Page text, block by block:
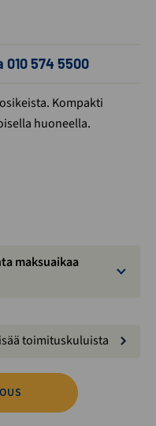
010 574 5500
Kompakti
huoneella.
maksuaikaa
toimituskuluista